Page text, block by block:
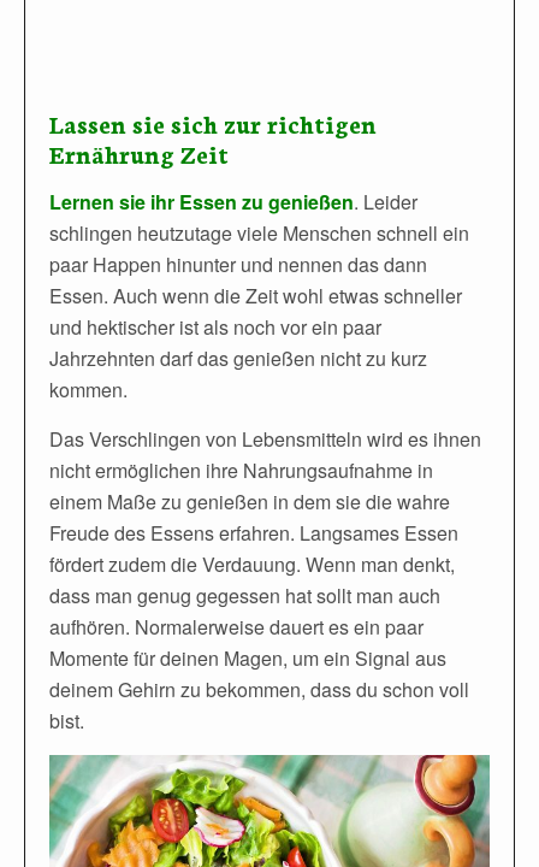
Lassen sie sich zur richtigen
Ernährung Zeit
Lernen sie ihr Essen zu genießen. Leider
schlingen heutzutage viele Menschen schnell ein
paar Happen hinunter und nennen das dann
Essen. Auch wenn die Zeit wohl etwas schneller
und hektischer ist als noch vor ein paar
Jahrzehnten darf das genießen nicht zu kurz
kommen.
Das Verschlingen von Lebensmitteln wird es ihnen
nicht ermöglichen ihre Nahrungsaufnahme in
einem Maße zu genießen in dem sie die wahre
Freude des Essens erfahren. Langsames Essen
fördert zudem die Verdauung. Wenn man denkt,
dass man genug gegessen hat sollt man auch
aufhören. Normalerweise dauert es ein paar
Momente für deinen Magen, um ein Signal aus
deinem Gehirn zu bekommen, dass du schon voll
bist.